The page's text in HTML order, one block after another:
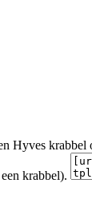
Hyves krabbel
krabbel).